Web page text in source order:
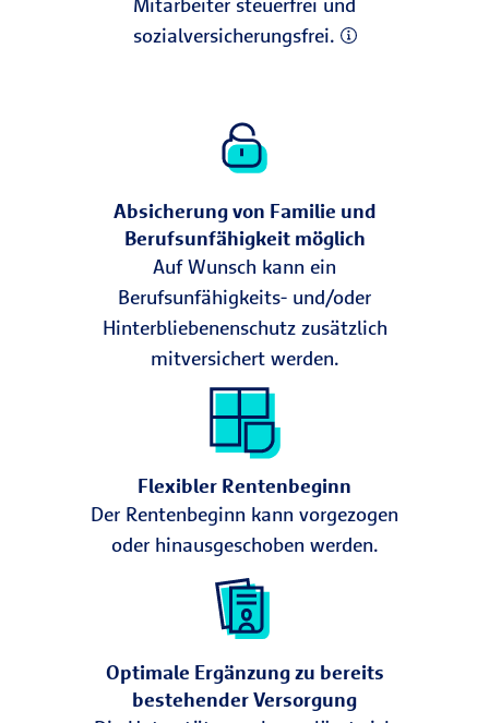
sozialversicherungsfrei.
Absicherung von Familie und
Berufsunfähigkeit möglich
Auf Wunsch kann ein
Berufsunfähigkeits- und/oder
Hinterbliebenenschutz zusätzlich
mitversichert werden.
Flexibler Rentenbeginn
Der Rentenbeginn kann vorgezogen
oder hinausgeschoben werden.
Optimale Ergänzung zu bereits
bestehender Versorgung